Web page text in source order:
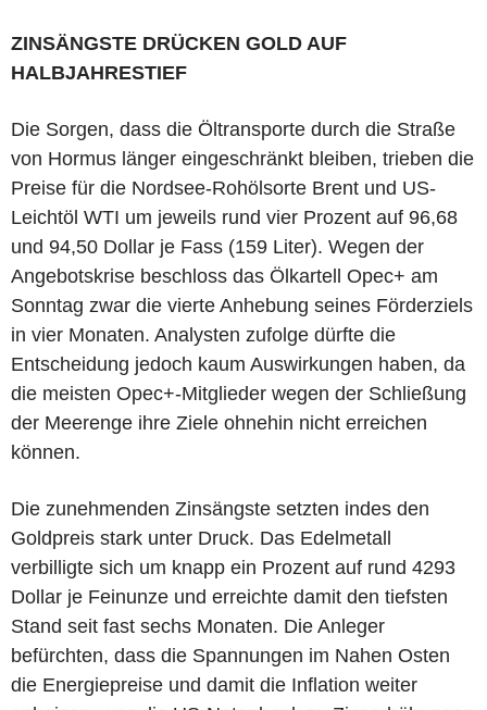
ZINSÄNGSTE DRÜCKEN GOLD AUF
HALBJAHRESTIEF
Die Sorgen, dass die Öltransporte durch die Straße
von Hormus länger eingeschränkt bleiben, trieben die
Preise für die Nordsee-Rohölsorte Brent und US-
Leichtöl WTI um jeweils rund vier Prozent auf 96,68
und 94,50 Dollar je Fass (159 Liter). Wegen der
Angebotskrise beschloss das Ölkartell Opec+ am
Sonntag zwar die vierte Anhebung seines Förderziels
in vier Monaten. Analysten zufolge dürfte die
Entscheidung jedoch kaum Auswirkungen haben, da
die meisten Opec+-Mitglieder wegen der Schließung
der Meerenge ihre Ziele ohnehin nicht erreichen
können.
Die zunehmenden Zinsängste setzten indes den
Goldpreis stark unter Druck. Das Edelmetall
verbilligte sich um knapp ein Prozent auf rund 4293
Dollar je Feinunze und erreichte damit den tiefsten
Stand seit fast sechs Monaten. Die Anleger
befürchten, dass die Spannungen im Nahen Osten
die Energiepreise und damit die Inflation weiter